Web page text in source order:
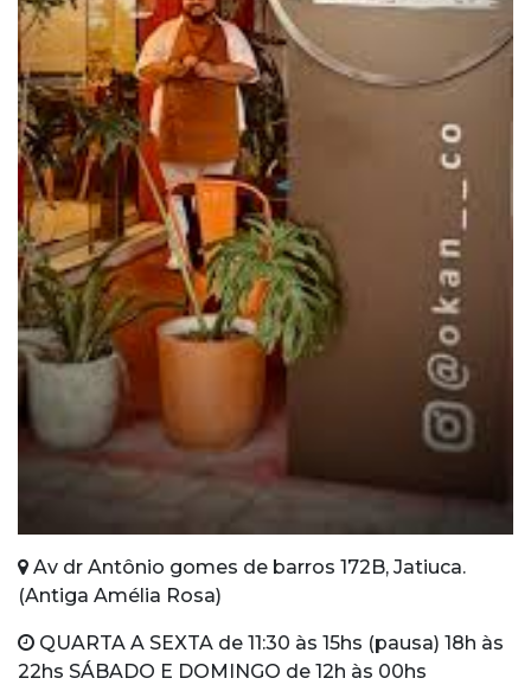
Av dr Antônio gomes de barros 172B, Jatiuca.
(Antiga Amélia Rosa)
QUARTA A SEXTA de 11:30 às 15hs (pausa) 18h às
22hs SÁBADO E DOMINGO de 12h às 00hs